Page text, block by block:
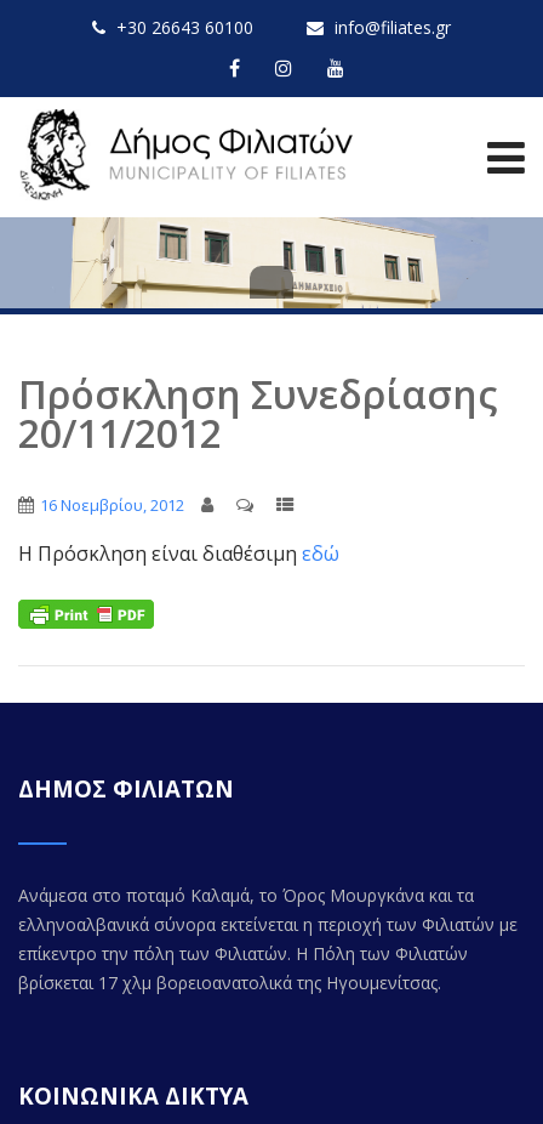
+30 26643 60100 info@filiates.gr
Πρόσκληση Συνεδρίασης
20/11/2012
16 Νοεμβρίου, 2012
Η Πρόσκληση είναι διαθέσιμη εδώ
ΔΗΜΟΣ ΦΙΛΙΑΤΩΝ
Ανάμεσα στο ποταμό Καλαμά, το Όρος Μουργκάνα και τα
ελληνοαλβανικά σύνορα εκτείνεται η περιοχή των Φιλιατών με
επίκεντρο την πόλη των Φιλιατών. Η Πόλη των Φιλιατών
βρίσκεται 17 χλμ βορειοανατολικά της Ηγουμενίτσας.
ΚΟΙΝΩΝΙΚΑ ΔΙΚΤΥΑ